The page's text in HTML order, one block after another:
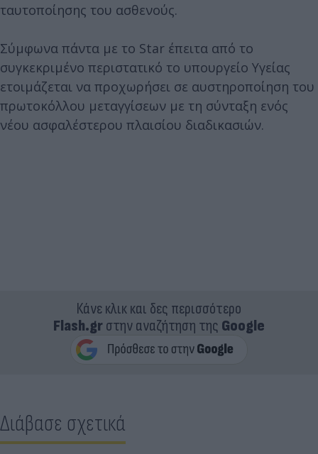
ταυτοποίησης του ασθενούς.
Σύμφωνα πάντα με το Star έπειτα από το
συγκεκριμένο περιστατικό το υπουργείο Υγείας
ετοιμάζεται να προχωρήσει σε αυστηροποίηση του
πρωτοκόλλου μεταγγίσεων με τη σύνταξη ενός
νέου ασφαλέστερου πλαισίου διαδικασιών.
Κάνε κλικ και δες περισσότερο
Flash.grστην αναζήτηση της Google
Διάβασε σχετικά